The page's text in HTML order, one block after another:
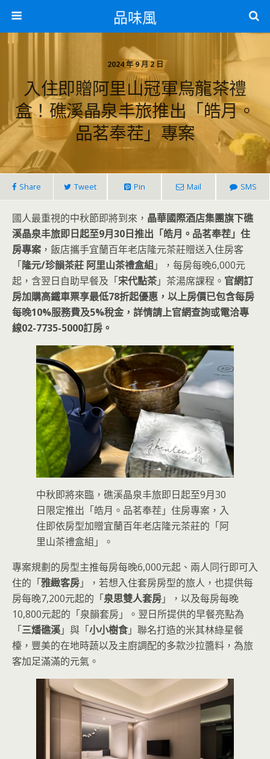
品味風
2024 年 9 月 2 日
入住即贈阿里山冠軍烏龍茶禮
盒！礁溪晶泉丰旅推出「皓月。
品茗奉茬」專案
Share Tweet Pin Mail SMS
國人最重視的中秋節即將到來， 晶華國際酒店集團旗下礁
溪晶泉丰旅即日起至9月30日推出「皓月。品茗奉茬」住
房專案 ，飯店攜手宜蘭百年老店隆元茶莊贈送入住房客
「隆元/珍韻茶莊 阿里山茶禮盒組」，每房每晚6,000元
起，含翌日自助早餐及「宋代點茶」茶湯席課程。 官網訂
房加購高鐵車票享最低78折起優惠，以上房價已包含每房
每晚10%服務費及5%稅金，詳情請上官網查詢或電洽專
線02-7735-5000訂房。
中秋即將來臨，礁溪晶泉丰旅即日起至9月30
日限定推出「皓月。品茗奉茬」住房專案，入
住即依房型加贈宜蘭百年老店隆元茶莊的「阿
里山茶禮盒組」。
專案規劃的房型主推每房每晚6,000元起、兩人同行即可入
住的「雅緻客房」，若想入住套房房型的旅人，也提供每
房每晚7,200元起的「泉思雙人套房」，以及每房每晚
10,800元起的「泉韻套房」。翌日所提供的早餐亮點為
「三燔礁溪」與「小小樹食」聯名打造的米其林綠星餐
檯，豐美的在地時蔬以及主廚調配的多款沙拉醬料，為旅
客加足滿滿的元氣。